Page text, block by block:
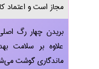
مجاز است و اعتماد
بریدن چهار رگ
علاوه بر سلامت
ماندگاری گوشت